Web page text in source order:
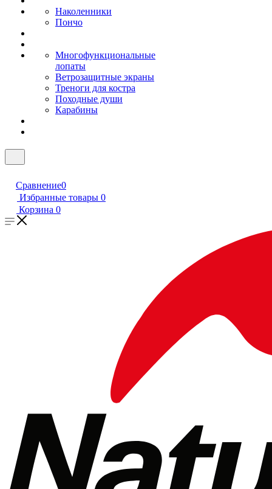
Наколенники
Пончо
Многофункциональные
лопаты
Ветрозащитные экраны
Треноги для костра
Походные души
Карабины
Сравнение0
Избранные товары 0
Корзина 0